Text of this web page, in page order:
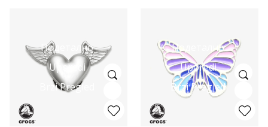
Подетално
Uporedi
Brzi Pregled
Подетално
Uporedi
Brzi Pregled